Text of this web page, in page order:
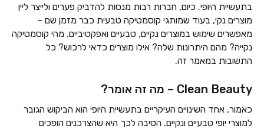
בתעשיית היופי. כיום, חברות רבות מנסות להדביק פערים ולייצר ליין
מוצרים נקי, בעוד שמותגי קוסמטיקה טבעית כבר מזמן שם –
מאפשרים שימוש במוצרים נקיים, טבעיים ואפקטיביים. מהי קוסמטיקה
נקייה? מהם היתרונות שלה? אילו מוצרים כדאי לרכוש? כל
התשובות במאמר זה.
Clean Beauty – מה זה אומר?
כאמור, אחד השינויים העיקריים בתעשיית היופי הוא הביקוש הגובר
למוצרי יופי טבעיים ונקיים. הסיבה לכך היא שהצרכנים הופכים